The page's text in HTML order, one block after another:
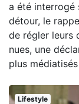
a été interrogé
détour, le
de régler leurs
nues, une
plus
Lifestyle